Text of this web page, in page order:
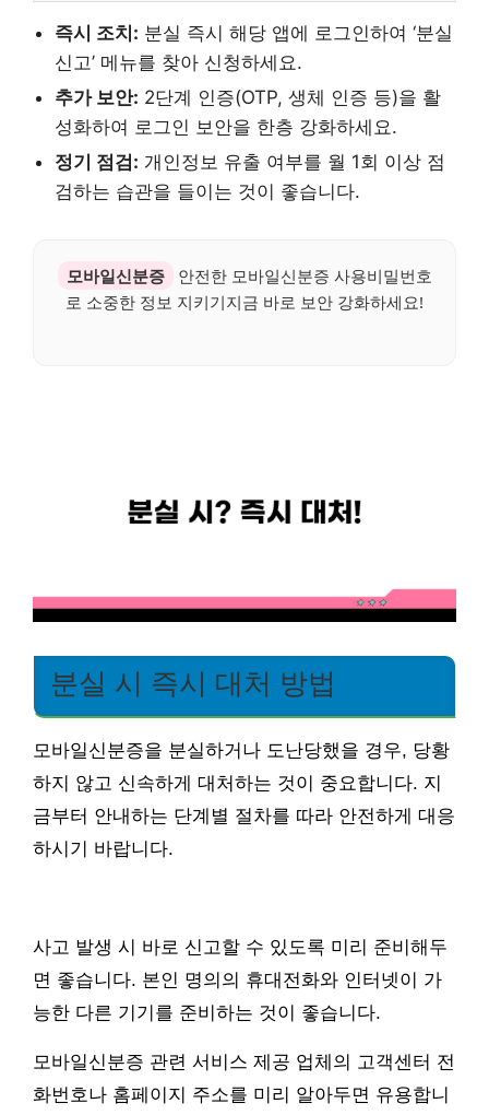
즉시 조치: 분실 즉시 해당 앱에 로그인하여 ‘분실
신고’ 메뉴를 찾아 신청하세요.
추가 보안: 2단계 인증(OTP, 생체 인증 등)을 활
성화하여 로그인 보안을 한층 강화하세요.
정기 점검: 개인정보 유출 여부를 월 1회 이상 점
검하는 습관을 들이는 것이 좋습니다.
모바일신분증
안전한 모바일신분증 사용비밀번호
로 소중한 정보 지키기지금 바로 보안 강화하세요!
분실 시 즉시 대처 방법
모바일신분증을 분실하거나 도난당했을 경우, 당황
하지 않고 신속하게 대처하는 것이 중요합니다. 지
금부터 안내하는 단계별 절차를 따라 안전하게 대응
하시기 바랍니다.
사고 발생 시 바로 신고할 수 있도록 미리 준비해두
면 좋습니다. 본인 명의의 휴대전화와 인터넷이 가
능한 다른 기기를 준비하는 것이 좋습니다.
모바일신분증 관련 서비스 제공 업체의 고객센터 전
화번호나 홈페이지 주소를 미리 알아두면 유용합니